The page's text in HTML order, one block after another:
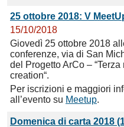
25 ottobre 2018: V
15/10/2018
Giovedì 25 ottobre 2018
conferenze, via di San
del Progetto ArCo –
creation“.
Per iscrizioni e maggiori
all’evento su Meetup.
Domenica di carta 2018